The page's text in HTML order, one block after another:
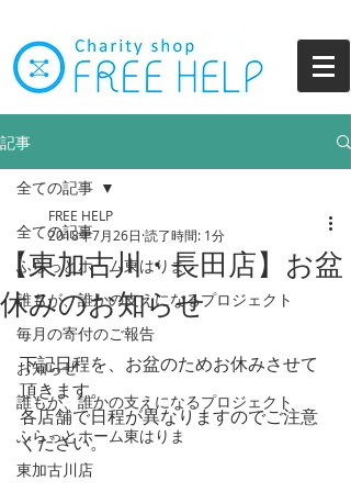
記事
全ての記事
ふらっとホーム東はりま
誰もが、誰かの支えになるプロジェクト
毎月の寄付のご報告
お知らせ
誰もが、誰かの支えになるプロジェクト
ふらっとホーム東はりま
東加古川店
全ての記事
【東加古川・長田店】お盆
休みのお知らせ
FREE HELP
2018年7月26日 読了時間: 1分
下記日程を、お盆のためお休みさせて
頂きます。
各店舗で日程が異なりますのでご注意
ください。